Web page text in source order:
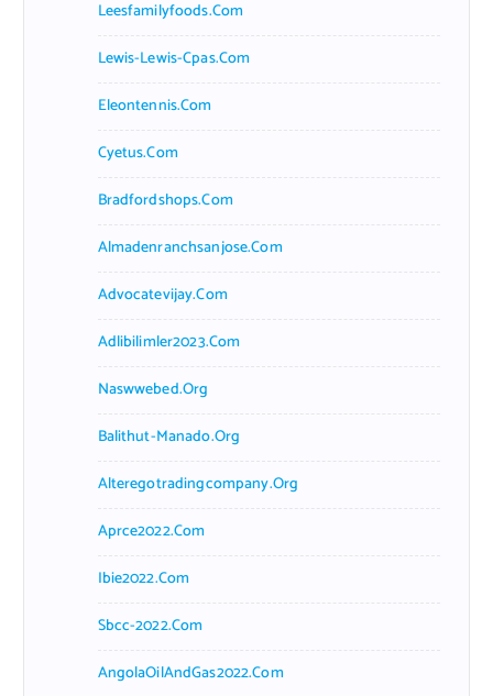
Leesfamilyfoods.com
Lewis-Lewis-Cpas.com
Eleontennis.com
Cyetus.com
Bradfordshops.com
Almadenranchsanjose.com
Advocatevijay.com
Adlibilimler2023.com
Naswwebed.org
Balithut-Manado.org
Alteregotradingcompany.org
Aprce2022.com
Ibie2022.com
Sbcc-2022.com
AngolaOilAndGas2022.com